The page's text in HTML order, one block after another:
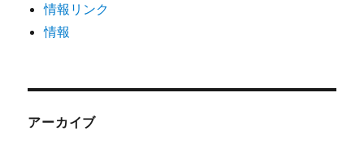
情報リンク
情報
アーカイブ